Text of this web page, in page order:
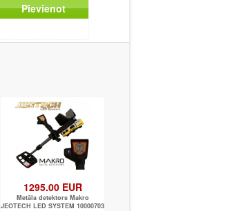
Pievienot
1295.00 EUR
Metāla detektors Makro
JEOTECH LED SYSTEM 10000703